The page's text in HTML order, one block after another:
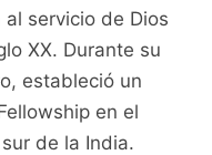
servicio de Dios
XX. Durante su
estableció un
en el
de la India.